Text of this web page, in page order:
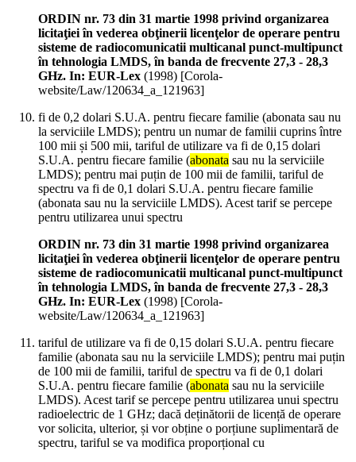
ORDIN nr. 73 din 31 martie 1998 privind organizarea
licitaţiei în vederea obţinerii licenţelor de operare pentru
sisteme de radiocomunicatii multicanal punct-multipunct
în tehnologia LMDS, în banda de frecvente 27,3 - 28,3
GHz. In: EUR-Lex (1998) [Corola-
website/Law/120634_a_121963]
fi de 0,2 dolari S.U.A. pentru fiecare familie (abonata sau nu
la serviciile LMDS); pentru un numar de familii cuprins între
100 mii și 500 mii, tariful de utilizare va fi de 0,15 dolari
S.U.A. pentru fiecare familie (abonata sau nu la serviciile
LMDS); pentru mai puțin de 100 mii de familii, tariful de
spectru va fi de 0,1 dolari S.U.A. pentru fiecare familie
(abonata sau nu la serviciile LMDS). Acest tarif se percepe
pentru utilizarea unui spectru
ORDIN nr. 73 din 31 martie 1998 privind organizarea
licitaţiei în vederea obţinerii licenţelor de operare pentru
sisteme de radiocomunicatii multicanal punct-multipunct
în tehnologia LMDS, în banda de frecvente 27,3 - 28,3
GHz. In: EUR-Lex (1998) [Corola-
website/Law/120634_a_121963]
tariful de utilizare va fi de 0,15 dolari S.U.A. pentru fiecare
familie (abonata sau nu la serviciile LMDS); pentru mai puțin
de 100 mii de familii, tariful de spectru va fi de 0,1 dolari
S.U.A. pentru fiecare familie (abonata sau nu la serviciile
LMDS). Acest tarif se percepe pentru utilizarea unui spectru
radioelectric de 1 GHz; dacă deținătorii de licență de operare
vor solicita, ulterior, și vor obține o porțiune suplimentară de
spectru, tariful se va modifica proporțional cu